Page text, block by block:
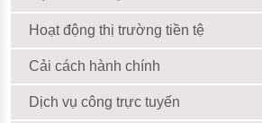
Hoạt động thị trường tiền tệ
Cải cách hành chính
Dịch vụ công trực tuyến